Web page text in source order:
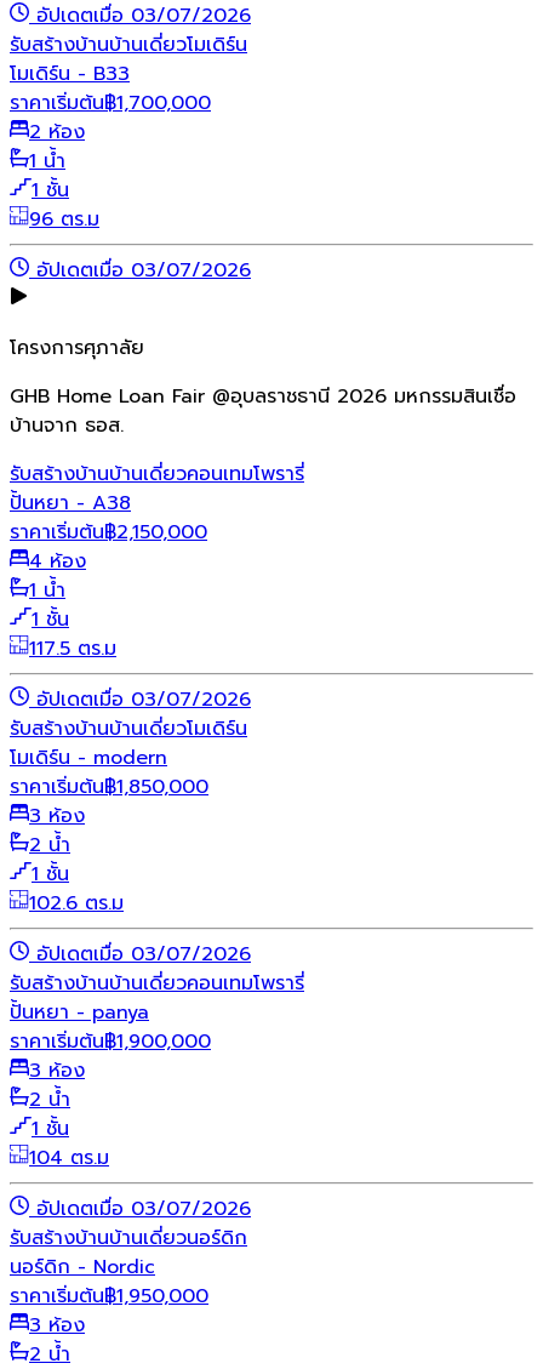
อัปเดตเมื่อ 03/07/2026
รับสร้างบ้านบ้านเดี่ยวโมเดิร์น
โมเดิร์น - B33
ราคาเริ่มต้น฿1,700,000
2 ห้อง
1 น้ำ
1 ชั้น
96 ตร.ม
อัปเดตเมื่อ 03/07/2026
โครงการศุภาลัย
GHB Home Loan Fair @อุบลราชธานี 2026 มหกรรมสินเชื่อ
บ้านจาก ธอส.
รับสร้างบ้านบ้านเดี่ยวคอนเทมโพรารี่
ปั้นหยา - A38
ราคาเริ่มต้น฿2,150,000
4 ห้อง
1 น้ำ
1 ชั้น
117.5 ตร.ม
อัปเดตเมื่อ 03/07/2026
รับสร้างบ้านบ้านเดี่ยวโมเดิร์น
โมเดิร์น - modern
ราคาเริ่มต้น฿1,850,000
3 ห้อง
2 น้ำ
1 ชั้น
102.6 ตร.ม
อัปเดตเมื่อ 03/07/2026
รับสร้างบ้านบ้านเดี่ยวคอนเทมโพรารี่
ปั้นหยา - panya
ราคาเริ่มต้น฿1,900,000
3 ห้อง
2 น้ำ
1 ชั้น
104 ตร.ม
อัปเดตเมื่อ 03/07/2026
รับสร้างบ้านบ้านเดี่ยวนอร์ดิก
นอร์ดิก - Nordic
ราคาเริ่มต้น฿1,950,000
3 ห้อง
2 น้ำ